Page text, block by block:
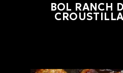
BOL RANCH